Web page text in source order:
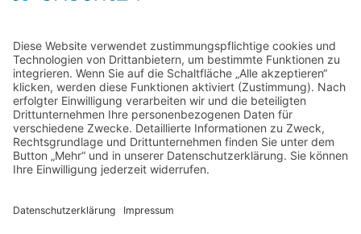
Home Kontakt
AGB
Datenschutzerklärung
Impressum